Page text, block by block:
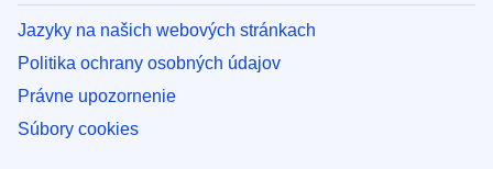
Jazyky na našich webových stránkach
Politika ochrany osobných údajov
Právne upozornenie
Súbory cookies